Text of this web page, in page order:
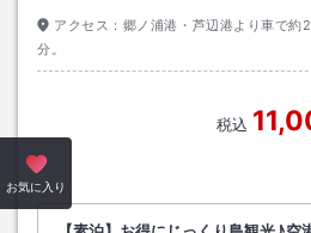
アクセス： 郷ノ浦港・芦辺港より車で
分。
税込
お気に入り